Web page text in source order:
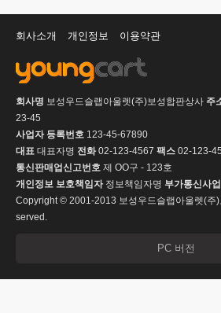
회사소개 개인정보 이용약관
회사명 보성우드슬랩아울렛(주)보성합판상사 주
23-45
사업자 등록번호 123-45-67890
대표 대표자명 전화02-123-4567 팩스 02-123-
통신판매업신고번호 제 OO구 - 123호
개인정보 보호책임자정보책임자명 부가통신사
Copyright © 2001-2013 보성우드슬랩아울렛(주
served.
PC 버전